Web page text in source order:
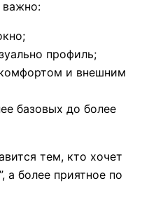
важно:
профиль;
и внешним
базовых до более
тем, кто хочет
а более приятное по